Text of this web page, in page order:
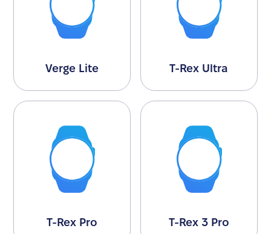
Verge Lite T-Rex Ultra
T-Rex Pro T-Rex 3 Pro